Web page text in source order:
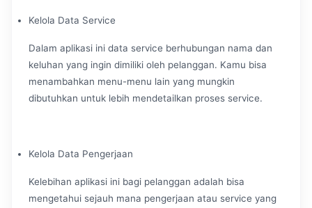
Kelola Data Service
Dalam aplikasi ini data service berhubungan nama dan
keluhan yang ingin dimiliki oleh pelanggan. Kamu bisa
menambahkan menu-menu lain yang mungkin
dibutuhkan untuk lebih mendetailkan proses service.
Kelola Data Pengerjaan
Kelebihan aplikasi ini bagi pelanggan adalah bisa
mengetahui sejauh mana pengerjaan atau service yang